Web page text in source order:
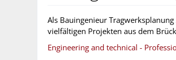
Als Bauingenieur
vielfältigen Projekten aus dem
Engineering and technical -